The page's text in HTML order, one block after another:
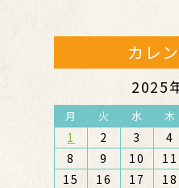
カレ
2025
月 火 水 木
1 2 3 4
8
9 10 11
15
16 17 18